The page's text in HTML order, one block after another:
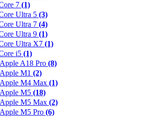
7 (1)
Ultra 5 (3)
Ultra 7 (4)
Ultra 9 (1)
Ultra X7 (1)
i5 (1)
A18 Pro (8)
M1 (2)
M4 Max (1)
M5 (18)
M5 Max (2)
M5 Pro (6)